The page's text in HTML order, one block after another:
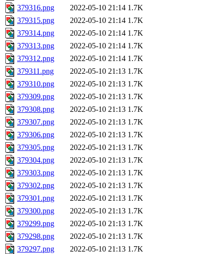
379316.png
2022-05-10 21:14 1.7K
379315.png
2022-05-10 21:14 1.7K
379314.png
2022-05-10 21:14 1.7K
379313.png
2022-05-10 21:14 1.7K
379312.png
2022-05-10 21:14 1.7K
379311.png
2022-05-10 21:13 1.7K
379310.png
2022-05-10 21:13 1.7K
379309.png
2022-05-10 21:13 1.7K
379308.png
2022-05-10 21:13 1.7K
379307.png
2022-05-10 21:13 1.7K
379306.png
2022-05-10 21:13 1.7K
379305.png
2022-05-10 21:13 1.7K
379304.png
2022-05-10 21:13 1.7K
379303.png
2022-05-10 21:13 1.7K
379302.png
2022-05-10 21:13 1.7K
379301.png
2022-05-10 21:13 1.7K
379300.png
2022-05-10 21:13 1.7K
379299.png
2022-05-10 21:13 1.7K
379298.png
2022-05-10 21:13 1.7K
379297.png
2022-05-10 21:13 1.7K